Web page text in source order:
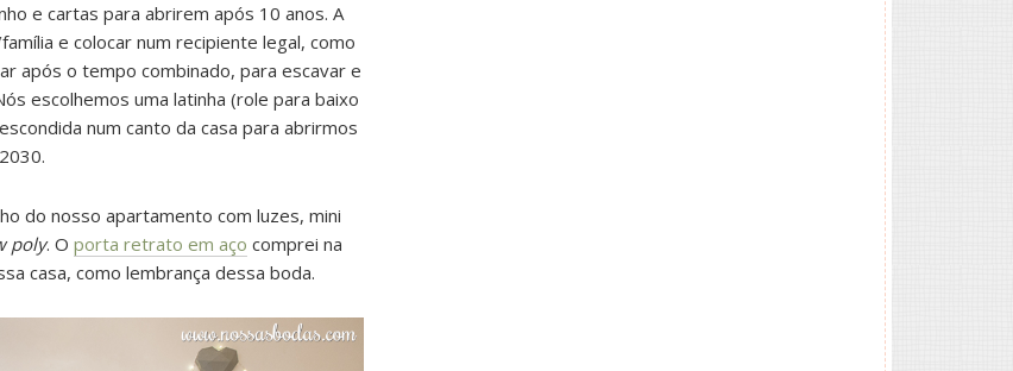
e cartas para abrirem após 10 anos. A
e colocar num recipiente legal, como
após o tempo combinado, para escavar e
escolhemos uma latinha (role para baixo
num canto da casa para abrirmos
do nosso apartamento com luzes, mini
poly. O porta retrato em aço comprei na
casa, como lembrança dessa boda.